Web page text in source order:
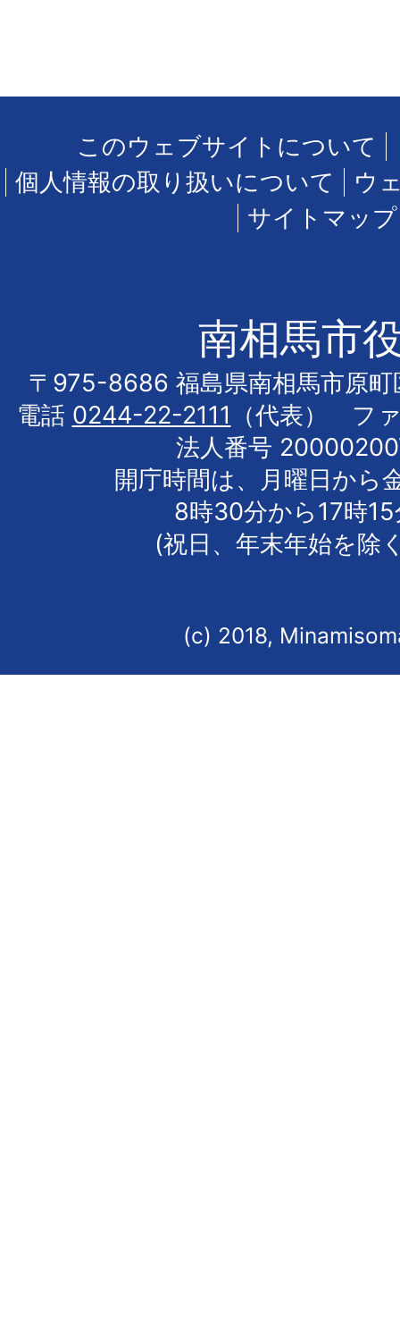
このウェブサイトについて
個人情報の取り扱いについて
ウ
サイトマップ
南相馬市
〒975-8686 福島県南相馬市原町
電話 0244-22-2111
（代表） フ
法人番号
開庁時間は、月曜日から
8時30分から17時
(祝日、年末年始を除
(c) 2018,